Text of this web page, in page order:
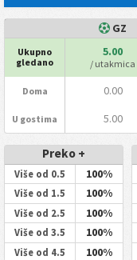
GZ
Ukupno
gledano
5.00
/ utakmica
Doma 0.00
U gostima 5.00
Preko +
Više od 0.5 100%
Više od 1.5 100%
Više od 2.5 100%
Više od 3.5 100%
Više od 4.5 100%